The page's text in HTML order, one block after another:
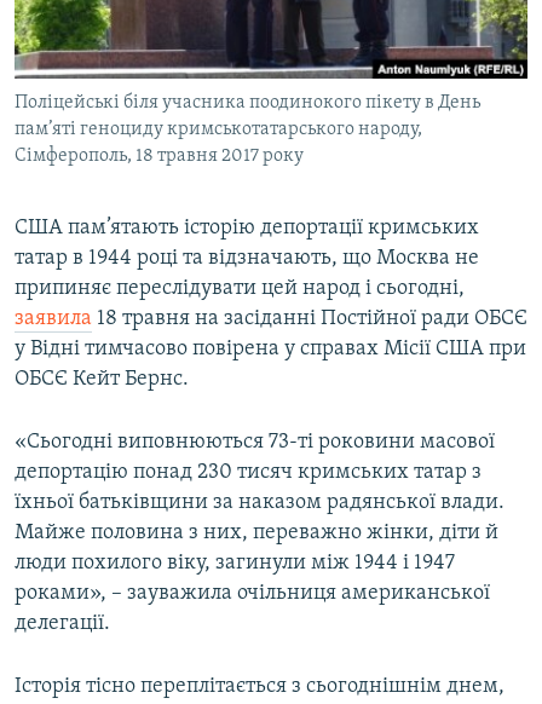
ВІДЕОУРОКИ «ELIFBE»
СВІДЧЕННЯ ОКУПАЦІЇ
УКРАЇНСЬКА ПРОБЛЕМА КРИМУ
ІНФОГРАФІКА
Русский
Qırımtatar
ДОЛУЧАЙСЯ!
Усі сайти RFE/RL
Поліцейські біля учасника поодинокого пікету в День
пам’яті геноциду кримськотатарського народу,
Сімферополь, 18 травня 2017 року
США пам’ятають історію депортації кримських
татар в 1944 році та відзначають, що Москва не
припиняє переслідувати цей народ і сьогодні,
заявила 18 травня на засіданні Постійної ради ОБСЄ
у Відні тимчасово повірена у справах Місії США при
ОБСЄ Кейт Бернс.
«Сьогодні виповнюються 73-ті роковини масової
депортацію понад 230 тисяч кримських татар з
їхньої батьківщини за наказом радянської влади.
Майже половина з них, переважно жінки, діти й
люди похилого віку, загинули між 1944 і 1947
роками», – зауважила очільниця американської
делегації.
Історія тісно переплітається з сьогоднішнім днем,